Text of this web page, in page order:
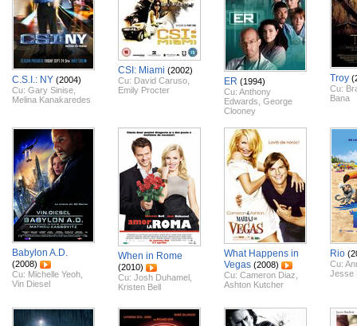
C.S.I.: NY (2004)
Cu: Gary Sinise
Melina Kanakaredes
CSI: Miami (2002)
Cu: David Caruso
Emily Procter
ER (1994)
Cu: Anthony
Edwards George
Clooney
Troy
Cu:
Bana
Babylon A.D.
(2008)
Cu: Michelle Yeoh
Vin Diesel
When in Rome
(2010)
Cu: Josh Duhamel
Kristen Bell
What Happens in
Vegas (2008)
Cu: Cameron Diaz
Ashton Kutcher
Rio
Cu:
Jesse